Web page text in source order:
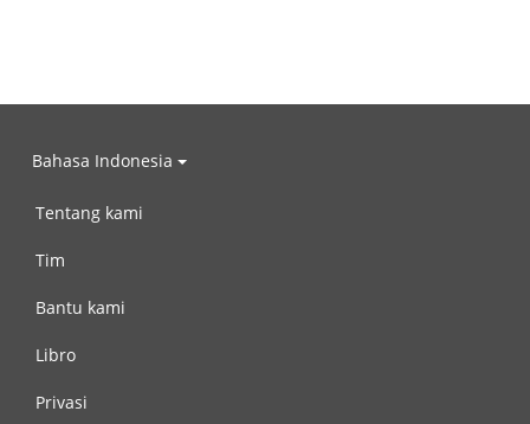
Bahasa Indonesia
Tentang kami
Tim
Bantu kami
Libro
Privasi